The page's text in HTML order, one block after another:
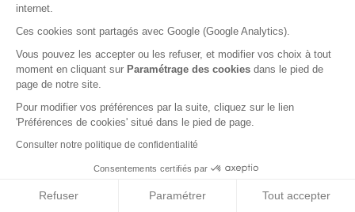
internet.
Ces cookies sont partagés avec Google (Google Analytics).
Vous pouvez les accepter ou les refuser, et modifier vos choix à tout
moment en cliquant sur Paramétrage des cookies dans le pied de
page de notre site.
Pour modifier vos préférences par la suite, cliquez sur le lien
'Préférences de cookies' situé dans le pied de page.
Consulter notre politique de confidentialité
Consentements certifiés par
Refuser Paramétrer Tout accepter
La Covid-19 porte un coup brutal à la délivrance des permis de
construire